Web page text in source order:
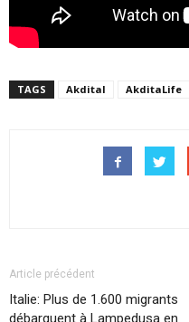
TAGS Akdital AkditaLife
Article précédent
Italie: Plus de 1.600 migrants
débarquent à Lampedusa en